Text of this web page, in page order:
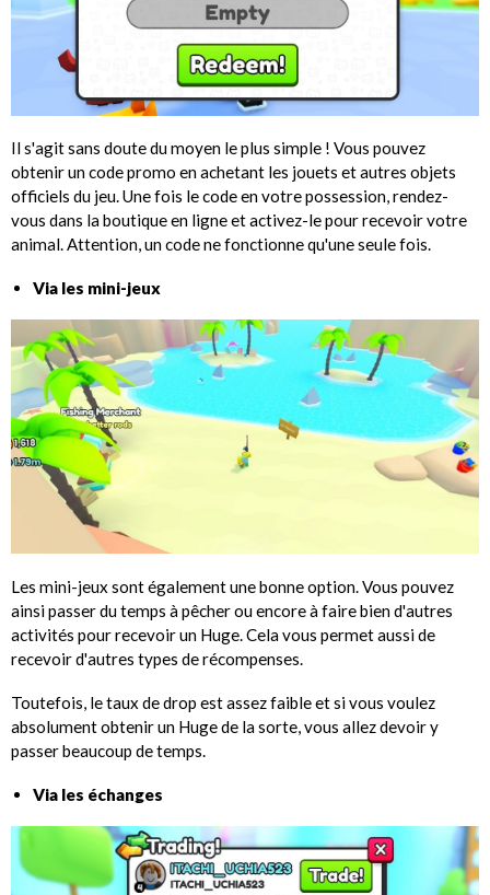
Il s'agit sans doute du moyen le plus simple ! Vous pouvez
obtenir un code promo en achetant les jouets et autres objets
officiels du jeu. Une fois le code en votre possession, rendez-
vous dans la boutique en ligne et activez-le pour recevoir votre
animal. Attention, un code ne fonctionne qu'une seule fois.
Via les mini-jeux
Les mini-jeux sont également une bonne option. Vous pouvez
ainsi passer du temps à pêcher ou encore à faire bien d'autres
activités pour recevoir un Huge. Cela vous permet aussi de
recevoir d'autres types de récompenses.
Toutefois, le taux de drop est assez faible et si vous voulez
absolument obtenir un Huge de la sorte, vous allez devoir y
passer beaucoup de temps.
Via les échanges